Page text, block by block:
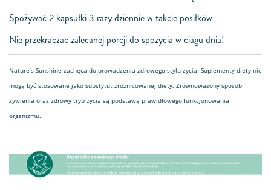
Spożywać 2 kapsułki 3 razy dziennie w takcie posiłków
Nie przekraczac zalecanej porcji do spozycia w ciagu dnia!
Nature’s Sunshine zachęca do prowadzenia zdrowego stylu życia. Suplementy diety nie
mogą być stosowane jako substytut zróżnicowanej diety. Zrównoważony sposób
żywienia oraz zdrowy tryb życia są podstawą prawidłowego funkcjonowania
organizmu.